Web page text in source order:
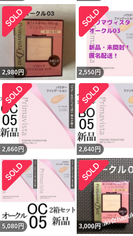
2,980円 2,550円
2,660 円 2,640 円
5,080 円 3,000円